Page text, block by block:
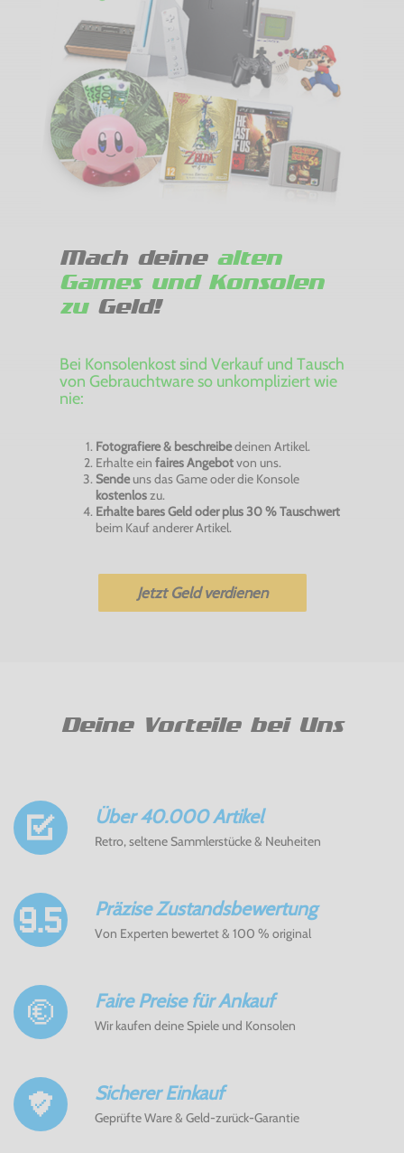
Mach deine alten
Games und Konsolen
zuGeld!
Bei Konsolenkost sind Verkauf und Tausch
von Gebrauchtware so unkompliziert wie
nie:
Fotografiere & beschreibedeinen Artikel.
Erhalte ein faires Angebotvon uns.
Sendeuns das Game oder die Konsole
kostenloszu.
Erhalte bares Geld oder plus 30 % Tauschwert
beim Kauf anderer Artikel.
Jetzt Geld verdienen
Deine Vorteile bei Uns
Über 40.000 Artikel
Retro, seltene Sammlerstücke & Neuheiten
Präzise Zustandsbewertung
Von Experten bewertet & 100 % original
Faire Preise für Ankauf
Wir kaufen deine Spiele und Konsolen
Sicherer Einkauf
Geprüfte Ware & Geld-zurück-Garantie